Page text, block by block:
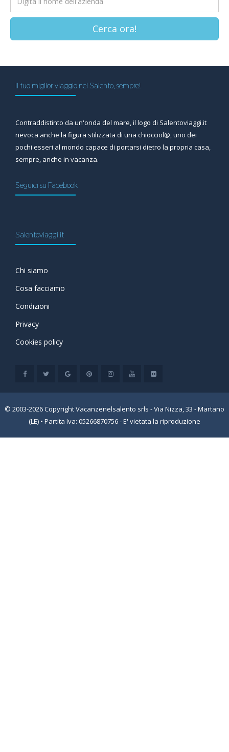
Cerca ora!
Il tuo miglior viaggio nel Salento, sempre!
Contraddistinto da un'onda del mare, il logo di Salentoviaggi.it
rievoca anche la figura stilizzata di una chiocciol@, uno dei
pochi esseri al mondo capace di portarsi dietro la propria casa,
sempre, anche in vacanza.
Seguici su Facebook
Salentoviaggi.it
Chi siamo
Cosa facciamo
Condizioni
Privacy
Cookies policy
© 2003-2026 Copyright Vacanzenelsalento srls - Via Nizza, 33 - Martano
(LE) • Partita Iva: 05266870756 - E' vietata la riproduzione